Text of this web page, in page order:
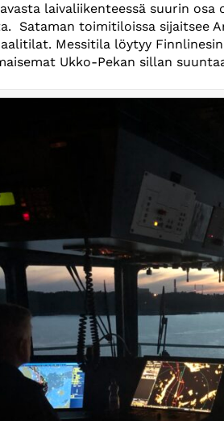
laivaliikenteessä suurin
Sataman toimitiloissa sijaitsee
Messitila löytyy
Ukko-Pekan sillan